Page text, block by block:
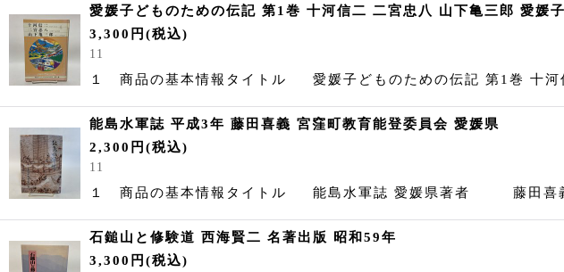
愛媛子どものための伝記 第1巻 十河信二 二宮忠八 山下亀三郎 愛媛
3,300 円 (税込)
11
１ 商品の基本情報タイトル 愛媛子どものための伝記 第1巻
能島水軍誌 平成3年 藤田喜義 宮窪町教育能登委員会 愛媛県
2,300 円 (税込)
11
１ 商品の基本情報タイトル 能島水軍誌 愛媛県著者 藤田喜
石鎚山と修験道 西海賢二 名著出版 昭和59年
3,300 円 (税込)